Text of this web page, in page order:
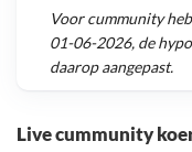
Live cummunity
Voorcummunity
01-06-2026, de
daarop aangepast.